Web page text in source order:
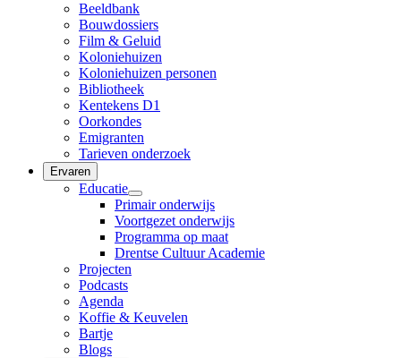
Beeldbank
Bouwdossiers
Film & Geluid
Koloniehuizen
Koloniehuizen personen
Bibliotheek
Kentekens D1
Oorkondes
Emigranten
Tarieven onderzoek
Ervaren
Educatie
Primair onderwijs
Voortgezet onderwijs
Programma op maat
Drentse Cultuur Academie
Projecten
Podcasts
Agenda
Koffie & Keuvelen
Bartje
Blogs